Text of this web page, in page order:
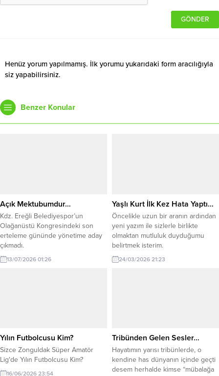
Henüz yorum yapılmamış. İlk yorumu yukarıdaki form aracılığıyla
siz yapabilirsiniz.
Benzer Konular
Açık Mektubumdur…
Kdz. Ereğli Belediyespor’un
Olağanüstü Kongresindeki son
erteleme gününde yönetime aday
çıkmadı.
13/07/2026 01:26
Yaşlı Kurt İlk Kez Hata Yaptı…
Öncelikle uzun bir aranın ardından
yeni yazım ile sizlerle birlikte
olmaktan mutluluk duyduğumu
belirtmek isterim.
24/03/2026 21:23
Yılın Futbolcusu Kim?
Sizce Zonguldak Süper Amatör
Lig'de Yılın Futbolcusu Kim?
16/06/2026 23:54
Tribünden Gelen Sesler…
Hayatımın yarısı tribünlerde, o
kendine has dünyanın içinde geçti
desem herhalde kimse “mübalağa